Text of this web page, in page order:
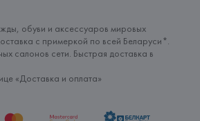
обуви и аксессуаров мировых
с примеркой по всей Беларуси*.
салонов сети. Быстрая доставка в
«Доставка и оплата»